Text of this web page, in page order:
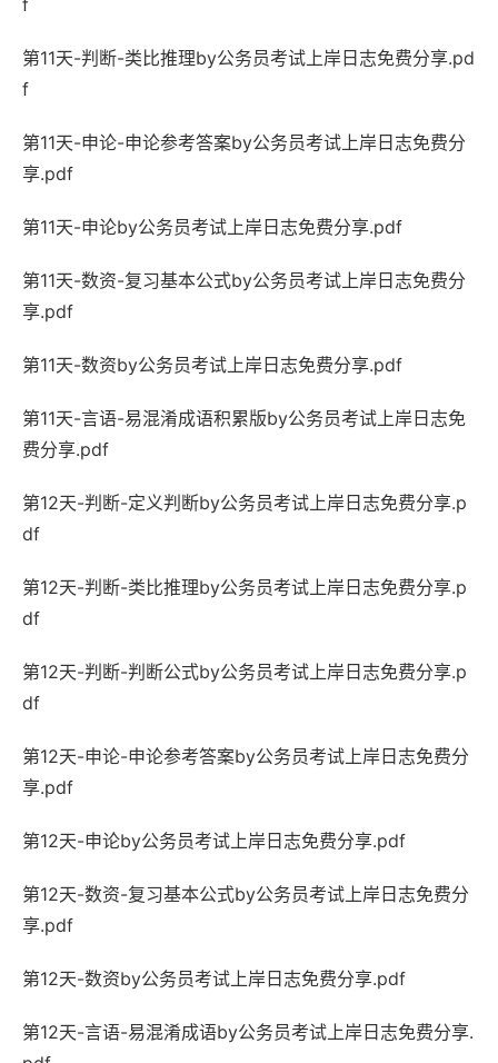
f
第11天-判断-类比推理by公务员考试上岸日志免费分享.pd
f
第11天-申论-申论参考答案by公务员考试上岸日志免费分
享.pdf
第11天-申论by公务员考试上岸日志免费分享.pdf
第11天-数资-复习基本公式by公务员考试上岸日志免费分
享.pdf
第11天-数资by公务员考试上岸日志免费分享.pdf
第11天-言语-易混淆成语积累版by公务员考试上岸日志免
费分享.pdf
第12天-判断-定义判断by公务员考试上岸日志免费分享.p
df
第12天-判断-类比推理by公务员考试上岸日志免费分享.p
df
第12天-判断-判断公式by公务员考试上岸日志免费分享.p
df
第12天-申论-申论参考答案by公务员考试上岸日志免费分
享.pdf
第12天-申论by公务员考试上岸日志免费分享.pdf
第12天-数资-复习基本公式by公务员考试上岸日志免费分
享.pdf
第12天-数资by公务员考试上岸日志免费分享.pdf
第12天-言语-易混淆成语by公务员考试上岸日志免费分享.